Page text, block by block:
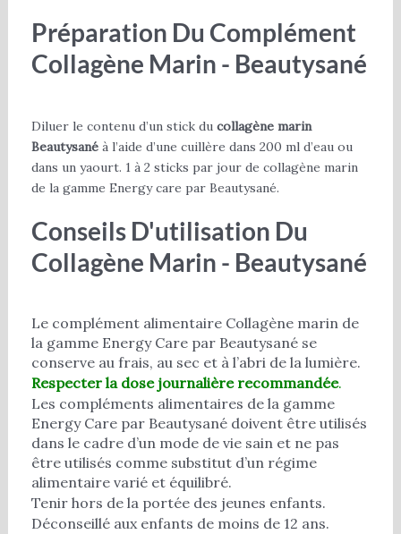
Préparation Du Complément
Collagène Marin - Beautysané
Diluer le contenu d’un stick du collagène marin
Beautysanéà l’aide d’une cuillère dans 200 ml d’eau ou
dans un yaourt. 1 à 2 sticks par jour de collagène marin
de la gamme Energy care par Beautysané.
Conseils D'utilisation Du
Collagène Marin - Beautysané
Le complément alimentaire Collagène marin de
la gamme Energy Care par Beautysané se
conserve au frais, au sec et à l’abri de la lumière.
Respecter la dose journalière recommandée.
Les compléments alimentaires de la gamme
Energy Care par Beautysané doivent être utilisés
dans le cadre d’un mode de vie sain et ne pas
être utilisés comme substitut d’un régime
alimentaire varié et équilibré.
Tenir hors de la portée des jeunes enfants.
Déconseillé aux enfants de moins de 12 ans.